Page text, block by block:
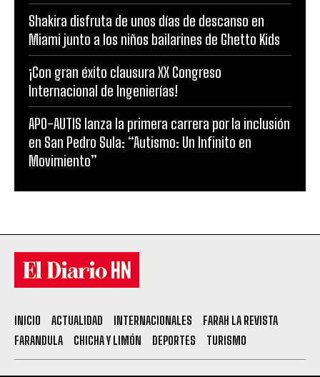
Shakira disfruta de unos días de descanso en
Miami junto a los niños bailarines de Ghetto Kids
¡Con gran éxito clausura XX Congreso
Internacional de Ingenierías!
APO-AUTIS lanza la primera carrera por la inclusión
en San Pedro Sula: “Autismo: Un Infinito en
Movimiento”
INICIO ACTUALIDAD INTERNACIONALES
FARAH LA REVISTA
FARANDULA
CHICHA Y LIMÓN DEPORTES TURISMO